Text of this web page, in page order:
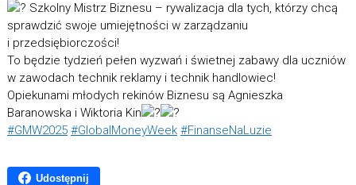
Szkolny Mistrz Biznesu – rywalizacja dla tych, którzy chcą
sprawdzić swoje umiejętności w zarządzaniu
i przedsiębiorczości!
To będzie tydzień pełen wyzwań i świetnej zabawy dla uczniów
w zawodach technik reklamy i technik handlowiec!
Opiekunami młodych rekinów Biznesu są Agnieszka
Baranowska i Wiktoria Kin
#GMW2025 #GlobalMoneyWeek #FinanseNaLuzie
Udostępnij